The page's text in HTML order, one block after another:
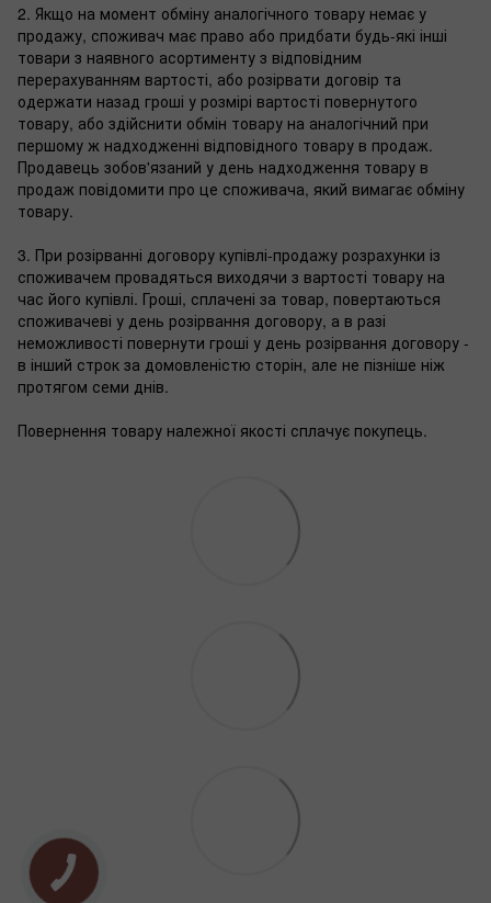
2. Якщо на момент обміну аналогічного товару немає у
продажу, споживач має право або придбати будь-які інші
товари з наявного асортименту з відповідним
перерахуванням вартості, або розірвати договір та
одержати назад гроші у розмірі вартості повернутого
товару, або здійснити обмін товару на аналогічний при
першому ж надходженні відповідного товару в продаж.
Продавець зобов'язаний у день надходження товару в
продаж повідомити про це споживача, який вимагає обміну
товару.
3. При розірванні договору купівлі-продажу розрахунки із
споживачем провадяться виходячи з вартості товару на
час його купівлі. Гроші, сплачені за товар, повертаються
споживачеві у день розірвання договору, а в разі
неможливості повернути гроші у день розірвання договору -
в інший строк за домовленістю сторін, але не пізніше ніж
протягом семи днів.
Повернення товару належної якості сплачує покупець.